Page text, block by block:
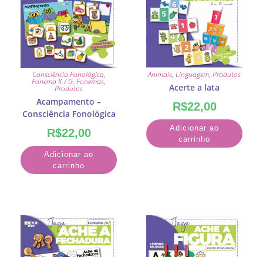
Consciência Fonológica,
Fonema K / G, Fonemas,
Produtos
Acampamento –
Consciência Fonológica
R$22,00
Adicionar ao
carrinho
Animais, Linguagem, Produtos
Acerte a lata
R$22,00
Adicionar ao
carrinho